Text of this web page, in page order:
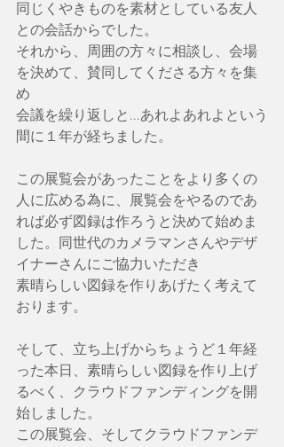
同じくやきものを素材としている友人
との会話からでした。
それから、周囲の方々に相談し、会場
を決めて、賛同してくださる方々を集
め
会議を繰り返しと...あれよあれよという
間に１年が経ちました。
この展覧会があったことをより多くの
人に広める為に、展覧会をやるのであ
れば必ず図録は作ろうと決めて始めま
した。同世代のカメラマンさんやデザ
イナーさんにご協力いただき
素晴らしい図録を作りあげたく考えて
おります。
そして、立ち上げからちょうど１年経
った本日、素晴らしい図録を作り上げ
るべく、クラウドファンディングを開
始しました。
この展覧会、そしてクラウドファンデ